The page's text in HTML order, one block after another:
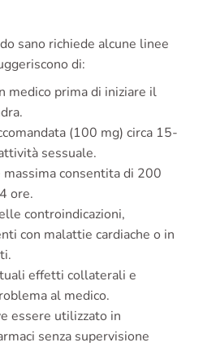
sano richiede alcune linee
di:
medico prima di iniziare il
(100 mg) circa 15-
sessuale.
consentita di 200
ore.
controindicazioni,
con malattie cardiache o in
effetti collaterali e
al medico.
essere utilizzato in
senza supervisione